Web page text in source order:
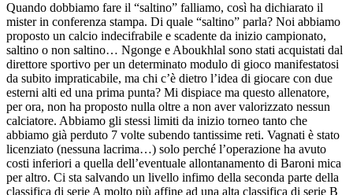
Quando dobbiamo fare il “saltino” falliamo, così ha dichiarato il
mister in conferenza stampa. Di quale “saltino” parla? Noi abbiamo
proposto un calcio indecifrabile e scadente da inizio campionato,
saltino o non saltino… Ngonge e Aboukhlal sono stati acquistati dal
direttore sportivo per un determinato modulo di gioco manifestatosi
da subito impraticabile, ma chi c’è dietro l’idea di giocare con due
esterni alti ed una prima punta? Mi dispiace ma questo allenatore,
per ora, non ha proposto nulla oltre a non aver valorizzato nessun
calciatore. Abbiamo gli stessi limiti da inizio torneo tanto che
abbiamo già perduto 7 volte subendo tantissime reti. Vagnati è stato
licenziato (nessuna lacrima…) solo perché l’operazione ha avuto
costi inferiori a quella dell’eventuale allontanamento di Baroni mica
per altro. Ci sta salvando un livello infimo della seconda parte della
classifica di serie A molto più affine ad una alta classifica di serie B